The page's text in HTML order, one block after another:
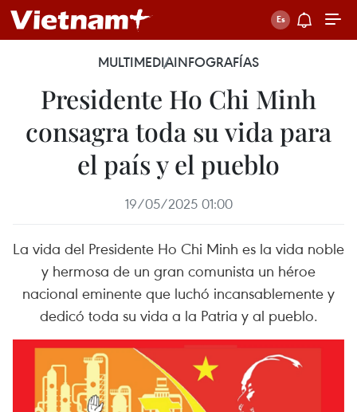
MULTIMEDIAINFOGRAFÍAS
Presidente Ho Chi Minh
consagra toda su vida para
el país y el pueblo
19/05/2025 01:00
La vida del Presidente Ho Chi Minh es la vida noble
y hermosa de un gran comunista un héroe
nacional eminente que luchó incansablemente y
dedicó toda su vida a la Patria y al pueblo.